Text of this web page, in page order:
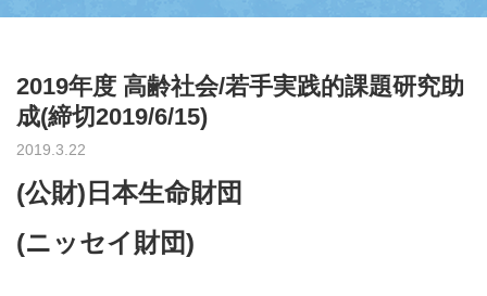
2019年度 高齢社会/若手実践的課題研究助
成(締切2019/6/15)
2019.3.22
(公財)日本生命財団
(ニッセイ財団)